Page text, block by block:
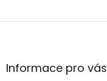
Z
aInformace pro vás